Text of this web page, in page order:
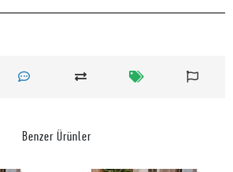
Benzer Ürünler